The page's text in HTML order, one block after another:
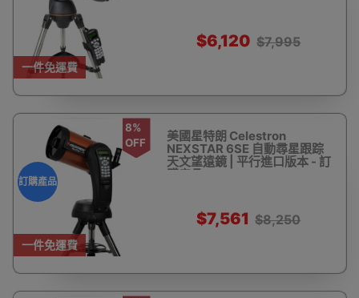
一件免運費
$6,120 $7,995
一件免運費
訂購產品
8%
OFF
美國星特朗 Celestron
NEXSTAR 6SE 自動尋星跟踪
天文望遠鏡 | 平行進口版本 - 訂
購產品
$7,561 $8,250